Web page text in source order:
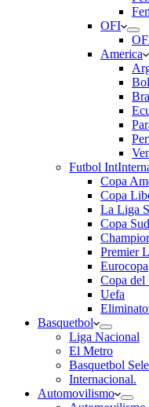
OFI
America
Futbol Int
Copa
Copa
La Liga
Copa
Premier
Eurocopa
Copa del
Uefa
Basquetbol
Liga Nacional
El Metro
Basquetbol
Internacional.
Automovilismo